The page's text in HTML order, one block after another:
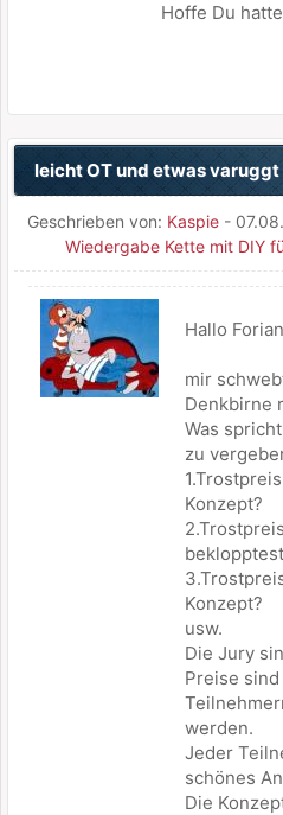
Hoffe Du
leicht OT und etwas varuggt
Geschrieben von: Kaspie -
Wiedergabe Kette mit DIY
Hallo
mir
Denkbirne
Was
zu
Konzept?
Konzept?
usw.
Die Jury
Preise
werden.
Jeder
schönes
Die